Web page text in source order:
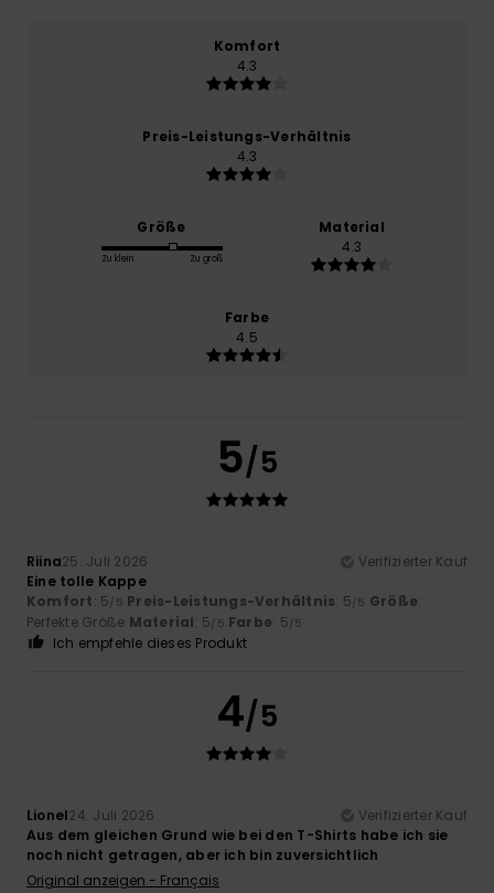
Komfort
4.3
Preis-Leistungs-Verhältnis
4.3
Größe
Zu klein Zu groß
Material
4.3
Farbe
4.5
5/5
Riina25. Juli 2026
Verifizierter Kauf
Eine tolle Kappe
Komfort: 5/5 Preis-Leistungs-Verhältnis: 5/5 Größe:
Perfekte Größe Material: 5/5 Farbe: 5/5
Ich empfehle dieses Produkt
4/5
Lionel24. Juli 2026
Verifizierter Kauf
Aus dem gleichen Grund wie bei den T-Shirts habe ich sie
noch nicht getragen, aber ich bin zuversichtlich
Original anzeigen - Français